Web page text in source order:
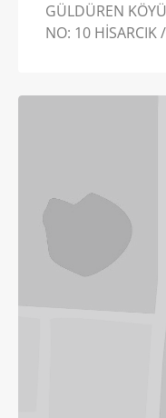
GÜLDÜREN
NO: 10 HİSARCIK